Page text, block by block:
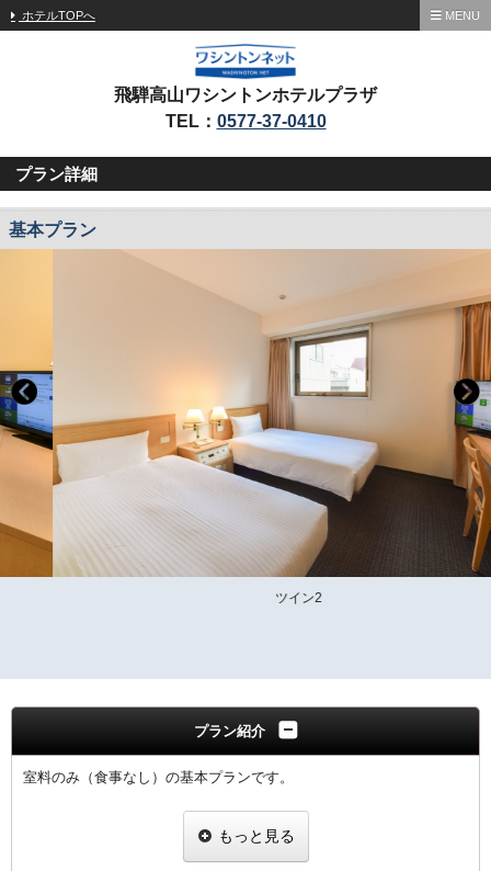
ホテルTOPへ MENU
飛騨高山ワシントンホテルプラザ
TEL： 0577-37-0410
プラン詳細
基本プラン
プラン紹介
室料のみ（食事なし）の基本プランです。
ご宿泊者様専用の大浴場をご利用いただけます。
もっと見る